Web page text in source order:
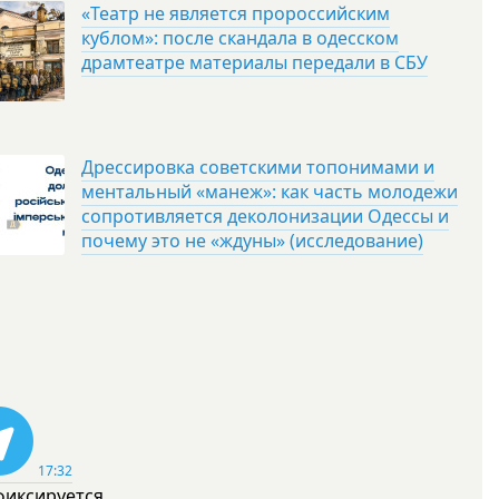
«Театр не является пророссийским
кублом»: после скандала в одесском
драмтеатре материалы передали в СБУ
Дрессировка советскими топонимами и
ментальный «манеж»: как часть молодежи
сопротивляется деколонизации Одессы и
почему это не «ждуны» (исследование)
17:32